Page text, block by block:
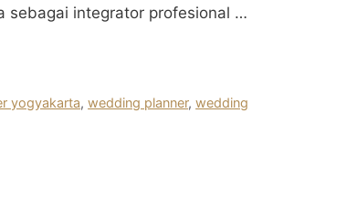
sebagai integrator profesional …
yogyakarta,wedding planner,wedding